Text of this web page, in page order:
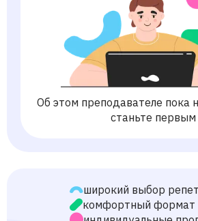
Об этом преподавателе пока
станьте первым
широкий выбор
комфортный формат